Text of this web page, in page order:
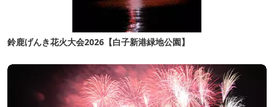
鈴鹿げんき花火大会2026【白子新港緑地公園】